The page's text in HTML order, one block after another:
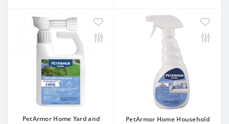
PetArmor Home Yard and
PetArmor Home Household